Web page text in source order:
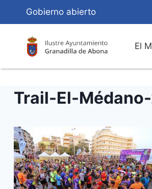
Contenido
Gobierno abierto
El
Trail-El-